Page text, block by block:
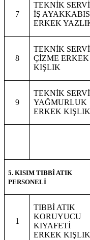
7
TEKNİK
İŞ
ERKEK
8
TEKNİK
ÇİZME ERKEK
KIŞLIK
9
TEKNİK
YAĞMURLUK
ERKEK KIŞLIK
5. KISIM TIBBİ ATIK
PERSONELİ
1
TIBBİ ATIK
KORUYUCU
KIYAFETİ
ERKEK